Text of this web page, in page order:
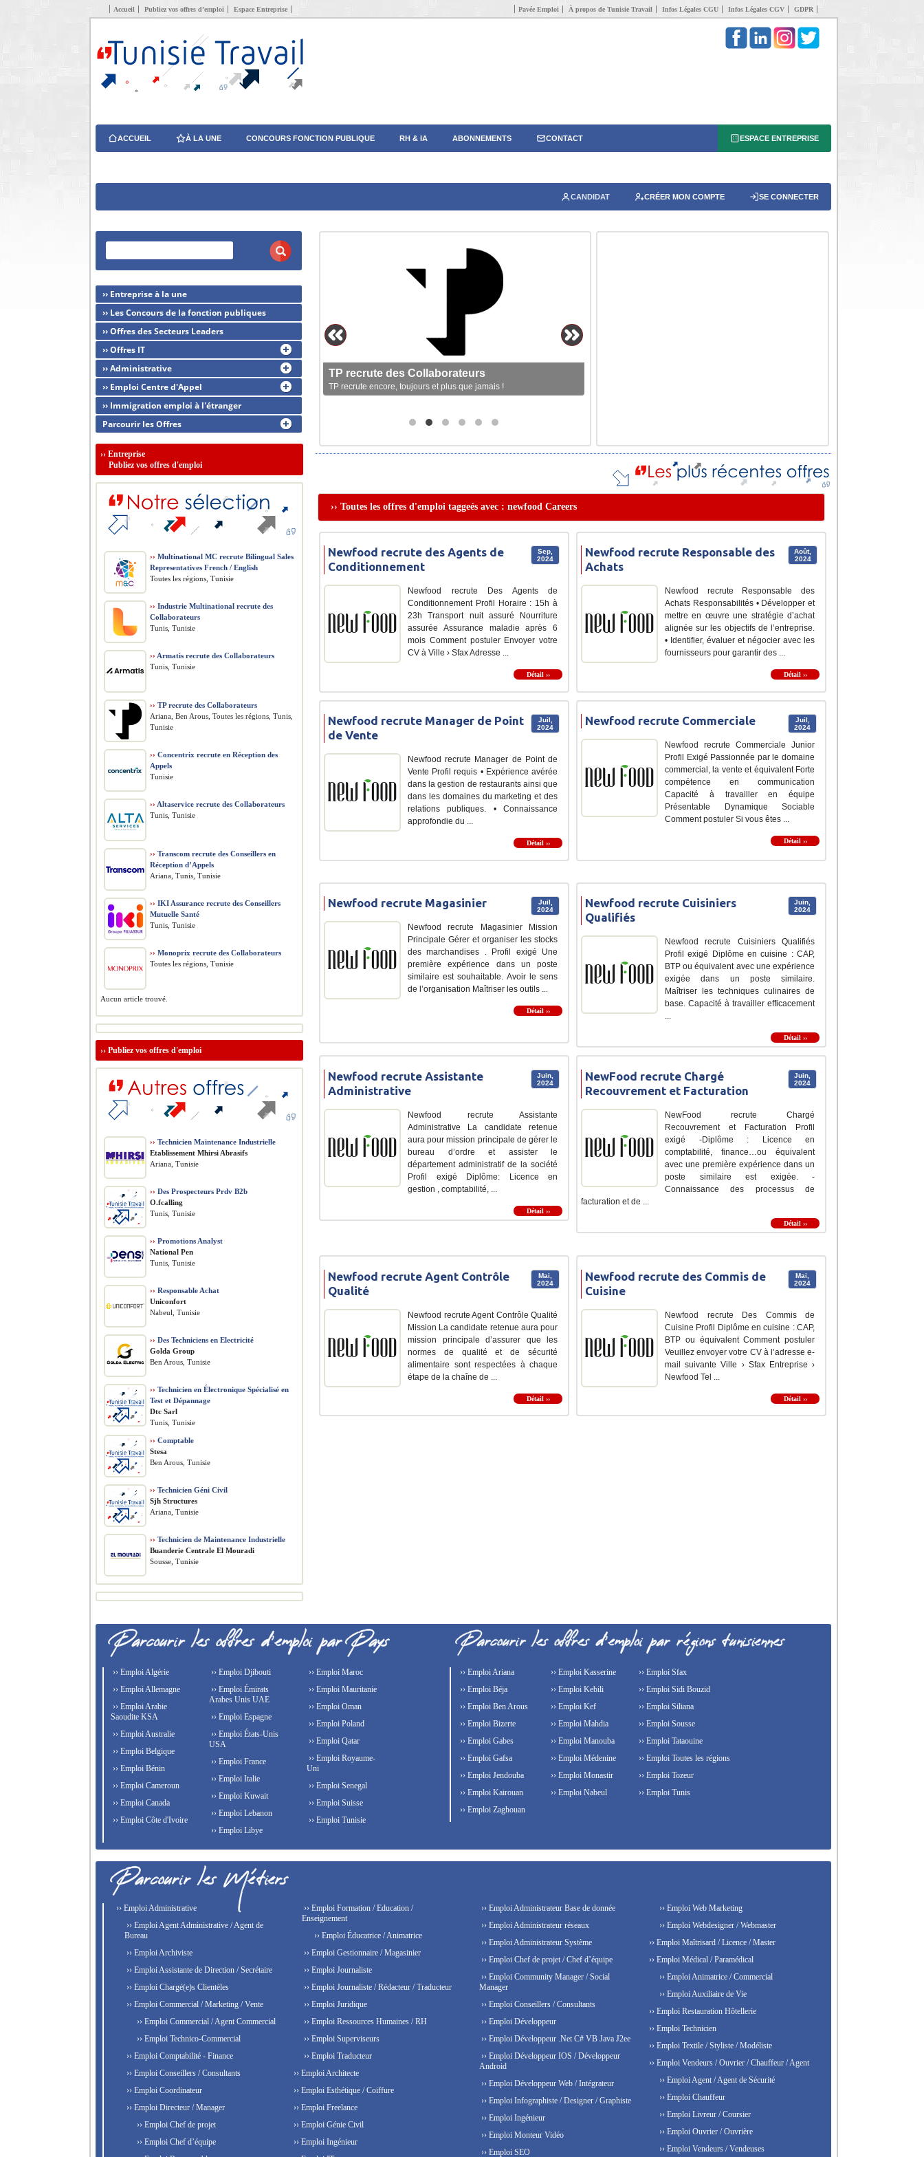
Accueil Publiez vos offres d’emploi Espace Entreprise Pavée Emploi À propos de Tunisie Travail Infos Légales CGU Infos Légales CGV GDPR
ACCUEIL À LA UNE CONCOURS FONCTION PUBLIQUE RH & IA ABONNEMENTS CONTACT ESPACE ENTREPRISE
CANDIDAT CRÉER MON COMPTE SE CONNECTER
TP recrute des Collaborateurs
TP recrute encore, toujours et plus que jamais !
›› Toutes les offres d'emploi taggeés avec : newfood Careers
Sep,
2024
Newfood recrute des Agents de
Conditionnement
Newfood recrute Des Agents de
Conditionnement Profil Horaire : 15h à
23h Transport nuit assuré Nourriture
assurée Assurance maladie après 6
mois Comment postuler Envoyer votre
CV à Ville › Sfax Adresse ...
Détail ››
Août,
2024
Newfood recrute Responsable des
Achats
Newfood recrute Responsable des
Achats Responsabilités • Développer et
mettre en œuvre une stratégie d’achat
alignée sur les objectifs de l’entreprise.
• Identifier, évaluer et négocier avec les
fournisseurs pour garantir des ...
Détail ››
Juil,
2024
Newfood recrute Manager de Point
de Vente
Newfood recrute Manager de Point de
Vente Profil requis • Expérience avérée
dans la gestion de restaurants ainsi que
dans les domaines du marketing et des
relations publiques. • Connaissance
approfondie du ...
Détail ››
Juil,
2024
Newfood recrute Commerciale
Newfood recrute Commerciale Junior
Profil Exigé Passionnée par le domaine
commercial, la vente et équivalent Forte
compétence en communication
Capacité à travailler en équipe
Présentable Dynamique Sociable
Comment postuler Si vous êtes ...
Détail ››
Juil,
2024
Newfood recrute Magasinier
Newfood recrute Magasinier Mission
Principale Gérer et organiser les stocks
des marchandises . Profil exigé Une
première expérience dans un poste
similaire est souhaitable. Avoir le sens
de l’organisation Maîtriser les outils ...
Détail ››
Juin,
2024
Newfood recrute Cuisiniers
Qualifiés
Newfood recrute Cuisiniers Qualifiés
Profil exigé Diplôme en cuisine : CAP,
BTP ou équivalent avec une expérience
exigée dans un poste similaire.
Maîtriser les techniques culinaires de
base. Capacité à travailler efficacement
...
Détail ››
Juin,
2024
Newfood recrute Assistante
Administrative
Newfood recrute Assistante
Administrative La candidate retenue
aura pour mission principale de gérer le
bureau d’ordre et assister le
département administratif de la société
Profil exigé Diplôme: Licence en
gestion , comptabilité, ...
Détail ››
Juin,
2024
NewFood recrute Chargé
Recouvrement et Facturation
NewFood recrute Chargé
Recouvrement et Facturation Profil
exigé -Diplôme : Licence en
comptabilité, finance…ou équivalent
avec une première expérience dans un
poste similaire est exigée. -
Connaissance des processus de
facturation et de ...
Détail ››
Mai,
2024
Newfood recrute Agent Contrôle
Qualité
Newfood recrute Agent Contrôle Qualité
Mission La candidate retenue aura pour
mission principale d’assurer que les
normes de qualité et de sécurité
alimentaire sont respectées à chaque
étape de la chaîne de ...
Détail ››
Mai,
2024
Newfood recrute des Commis de
Cuisine
Newfood recrute Des Commis de
Cuisine Profil Diplôme en cuisine : CAP,
BTP ou équivalent Comment postuler
Veuillez envoyer votre CV à l’adresse e-
mail suivante Ville › Sfax Entreprise ›
Newfood Tel ...
Détail ››
›› Entreprise à la une
›› Les Concours de la fonction publiques
›› Offres des Secteurs Leaders
›› Offres IT
›› Administrative
›› Emploi Centre d'Appel
›› Immigration emploi à l'étranger
Parcourir les Offres
›› Entreprise
Publiez vos offres d'emploi
›› Multinational MC recrute Bilingual Sales
Representatives French / English
Toutes les régions, Tunisie
›› Industrie Multinational recrute des
Collaborateurs
Tunis, Tunisie
›› Armatis recrute des Collaborateurs
Tunis, Tunisie
›› TP recrute des Collaborateurs
Ariana, Ben Arous, Toutes les régions, Tunis,
Tunisie
›› Concentrix recrute en Réception des
Appels
Tunisie
›› Altaservice recrute des Collaborateurs
Tunis, Tunisie
›› Transcom recrute des Conseillers en
Réception d’Appels
Ariana, Tunis, Tunisie
›› IKI Assurance recrute des Conseillers
Mutuelle Santé
Tunis, Tunisie
›› Monoprix recrute des Collaborateurs
Toutes les régions, Tunisie
Aucun article trouvé.
›› Publiez vos offres d'emploi
›› Technicien Maintenance Industrielle
Etablissement Mhirsi Abrasifs
Ariana, Tunisie
›› Des Prospecteurs Prdv B2b
O.fcalling
Tunis, Tunisie
›› Promotions Analyst
National Pen
Tunis, Tunisie
›› Responsable Achat
Uniconfort
Nabeul, Tunisie
›› Des Techniciens en Electricité
Golda Group
Ben Arous, Tunisie
›› Technicien en Électronique Spécialisé en
Test et Dépannage
Dtc Sarl
Tunis, Tunisie
›› Comptable
Stesa
Ben Arous, Tunisie
›› Technicien Géni Civil
Sjh Structures
Ariana, Tunisie
›› Technicien de Maintenance Industrielle
Buanderie Centrale El Mouradi
Sousse, Tunisie
›› Emploi Algérie
›› Emploi Allemagne
›› Emploi Arabie
Saoudite KSA
›› Emploi Australie
›› Emploi Belgique
›› Emploi Bénin
›› Emploi Cameroun
›› Emploi Canada
›› Emploi Côte d'Ivoire
›› Emploi Djibouti
›› Emploi Émirats
Arabes Unis UAE
›› Emploi Espagne
›› Emploi États-Unis
USA
›› Emploi France
›› Emploi Italie
›› Emploi Kuwait
›› Emploi Lebanon
›› Emploi Libye
›› Emploi Maroc
›› Emploi Mauritanie
›› Emploi Oman
›› Emploi Poland
›› Emploi Qatar
›› Emploi Royaume-
Uni
›› Emploi Senegal
›› Emploi Suisse
›› Emploi Tunisie
›› Emploi Ariana
›› Emploi Béja
›› Emploi Ben Arous
›› Emploi Bizerte
›› Emploi Gabes
›› Emploi Gafsa
›› Emploi Jendouba
›› Emploi Kairouan
›› Emploi Kasserine
›› Emploi Kebili
›› Emploi Kef
›› Emploi Mahdia
›› Emploi Manouba
›› Emploi Médenine
›› Emploi Monastir
›› Emploi Nabeul
›› Emploi Sfax
›› Emploi Sidi Bouzid
›› Emploi Siliana
›› Emploi Sousse
›› Emploi Tataouine
›› Emploi Toutes les régions
›› Emploi Tozeur
›› Emploi Tunis
›› Emploi Zaghouan
›› Emploi Administrative
›› Emploi Agent Administrative / Agent de
Bureau
›› Emploi Archiviste
›› Emploi Assistante de Direction / Secrétaire
›› Emploi Chargé(e)s Clientèles
›› Emploi Commercial / Marketing / Vente
›› Emploi Commercial / Agent Commercial
›› Emploi Technico-Commercial
›› Emploi Comptabilité - Finance
›› Emploi Conseillers / Consultants
›› Emploi Coordinateur
›› Emploi Directeur / Manager
›› Emploi Chef de projet
›› Emploi Chef d’équipe
›› Emploi Formation / Education /
Enseignement
›› Emploi Éducatrice / Animatrice
›› Emploi Gestionnaire / Magasinier
›› Emploi Journaliste
›› Emploi Journaliste / Rédacteur / Traducteur
›› Emploi Juridique
›› Emploi Ressources Humaines / RH
›› Emploi Superviseurs
›› Emploi Traducteur
›› Emploi Architecte
›› Emploi Esthétique / Coiffure
›› Emploi Freelance
›› Emploi Génie Civil
›› Emploi Ingénieur
›› Emploi Administrateur Base de donnée
›› Emploi Administrateur réseaux
›› Emploi Administrateur Système
›› Emploi Chef de projet / Chef d’équipe
›› Emploi Community Manager / Social
Manager
›› Emploi Conseillers / Consultants
›› Emploi Développeur
›› Emploi Développeur .Net C# VB Java J2ee
›› Emploi Développeur IOS / Développeur
Android
›› Emploi Développeur Web / Intégrateur
›› Emploi Infographiste / Designer / Graphiste
›› Emploi Ingénieur
›› Emploi Monteur Vidéo
›› Emploi SEO
›› Emploi Web Marketing
›› Emploi Webdesigner / Webmaster
›› Emploi Maîtrisard / Licence / Master
›› Emploi Médical / Paramédical
›› Emploi Animatrice / Commercial
›› Emploi Auxiliaire de Vie
›› Emploi Restauration Hôtellerie
›› Emploi Technicien
›› Emploi Textile / Styliste / Modéliste
›› Emploi Vendeurs / Ouvrier / Chauffeur / Agent
›› Emploi Agent / Agent de Sécurité
›› Emploi Chauffeur
›› Emploi Livreur / Coursier
›› Emploi Ouvrier / Ouvrière
›› Emploi Vendeurs / Vendeuses